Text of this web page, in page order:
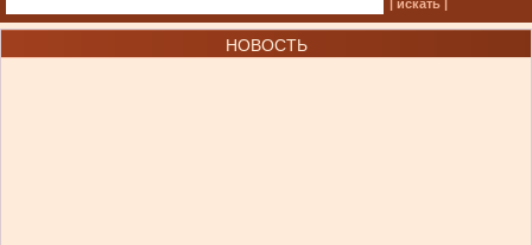
| искать |
НОВОСТЬ